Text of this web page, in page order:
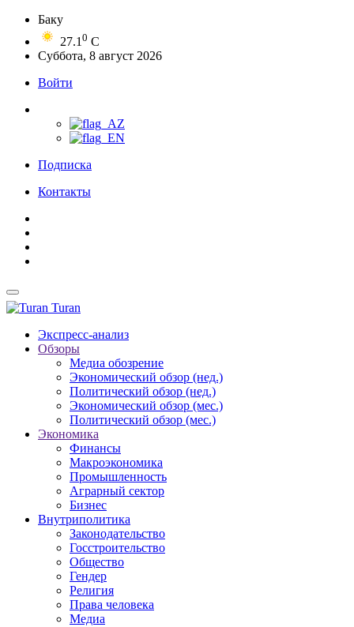
Баку
27.1 0 C
Суббота, 8 август 2026
Войти
Подписка
Контакты
Turan
Экспресс-анализ
Обзоры
Медиа обозрение
Экономический обзор (нед.)
Политический обзор (нед.)
Экономический обзор (мес.)
Политический обзор (мес.)
Экономика
Финансы
Макроэкономика
Промышленность
Аграрный сектор
Бизнес
Внутриполитика
Законодательство
Госстроительство
Общество
Гендер
Религия
Права человека
Медиа